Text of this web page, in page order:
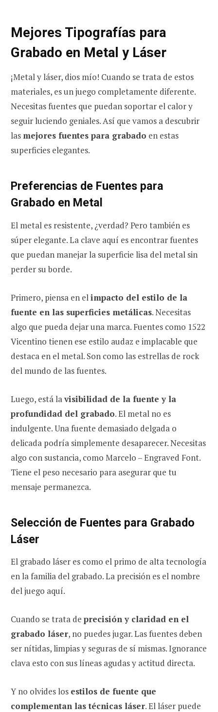
Mejores Tipografías para
Grabado en Metal y Láser
¡Metal y láser, dios mío! Cuando se trata de estos
materiales, es un juego completamente diferente.
Necesitas fuentes que puedan soportar el calor y
seguir luciendo geniales. Así que vamos a descubrir
las mejores fuentes para grabado en estas
superficies elegantes.
Preferencias de Fuentes para
Grabado en Metal
El metal es resistente, ¿verdad? Pero también es
súper elegante. La clave aquí es encontrar fuentes
que puedan manejar la superficie lisa del metal sin
perder su borde.
Primero, piensa en elimpacto del estilo de la
fuente en las superficies metálicas. Necesitas
algo que pueda dejar una marca. Fuentes como 1522
Vicentino tienen ese estilo audaz e implacable que
destaca en el metal. Son como las estrellas de rock
del mundo de las fuentes.
Luego, está lavisibilidad de la fuente y la
profundidad del grabado. El metal no es
indulgente. Una fuente demasiado delgada o
delicada podría simplemente desaparecer. Necesitas
algo con sustancia, como Marcelo – Engraved Font.
Tiene el peso necesario para asegurar que tu
mensaje permanezca.
Selección de Fuentes para Grabado
Láser
El grabado láser es como el primo de alta tecnología
en la familia del grabado. La precisión es el nombre
del juego aquí.
Cuando se trata de precisión y claridad en el
grabado láser, no puedes jugar. Las fuentes deben
ser nítidas, limpias y seguras de sí mismas. Ignorance
clava esto con sus líneas agudas y actitud directa.
Y no olvides los estilos de fuente que
complementan las técnicas láser. El láser puede